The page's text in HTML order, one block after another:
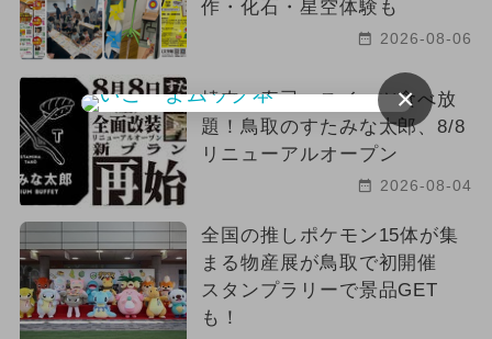
作・化石・星空体験も
2026-08-06
焼肉・寿司・スイーツ食べ放
題！鳥取のすたみな太郎、8/8
リニューアルオープン
2026-08-04
全国の推しポケモン15体が集
まる物産展が鳥取で初開催
スタンプラリーで景品GET
も！
×